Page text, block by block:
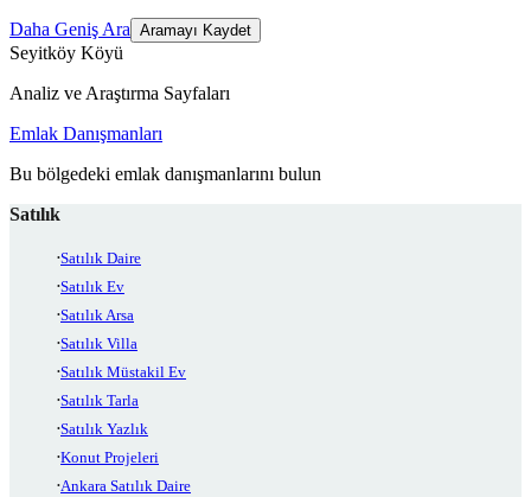
Daha Geniş Ara Aramayı Kaydet
Seyitköy Köyü
Analiz ve Araştırma Sayfaları
Emlak Danışmanları
Bu bölgedeki emlak danışmanlarını bulun
Satılık
Satılık Daire
Satılık Ev
Satılık Arsa
Satılık Villa
Satılık Müstakil Ev
Satılık Tarla
Satılık Yazlık
Konut Projeleri
Ankara Satılık Daire